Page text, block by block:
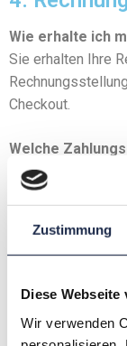
Zustimmung
Diese Webseite
Wir verwenden
Wie erhalte ich
Sie erhalten Ihre
Checkout.
Welche
Sobald die
erhalten Sie eine
5. Rund
Gibt es eine
Es gibt keine
auch am